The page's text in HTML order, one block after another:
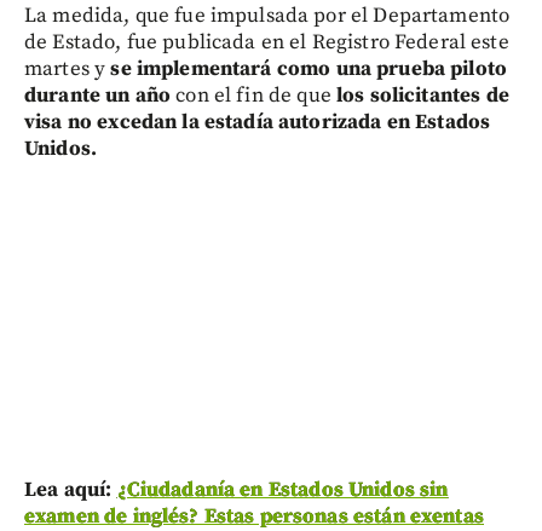
La medida, que fue impulsada por el Departamento
de Estado, fue publicada en el Registro Federal este
martes yse implementará como una prueba piloto
durante un añocon el fin de que los solicitantes de
visa no excedan la estadía autorizada en Estados
Unidos.
Lea aquí: ¿Ciudadanía en Estados Unidos sin
examen de inglés? Estas personas están exentas